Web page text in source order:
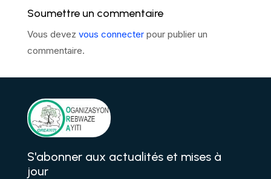
Soumettre un commentaire
Vous devez vous connecterpour publier un
commentaire.
S'abonner aux actualités et mises à
jour